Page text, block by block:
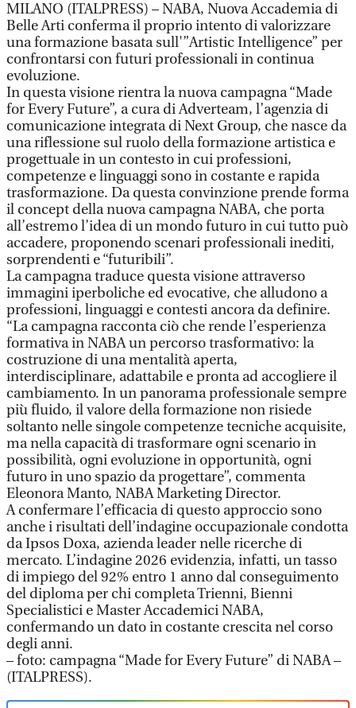
MILANO (ITALPRESS) – NABA, Nuova Accademia di
Belle Arti conferma il proprio intento di valorizzare
una formazione basata sull'”Artistic Intelligence” per
confrontarsi con futuri professionali in continua
evoluzione.
In questa visione rientra la nuova campagna “Made
for Every Future”, a cura di Adverteam, l’agenzia di
comunicazione integrata di Next Group, che nasce da
una riflessione sul ruolo della formazione artistica e
progettuale in un contesto in cui professioni,
competenze e linguaggi sono in costante e rapida
trasformazione. Da questa convinzione prende forma
il concept della nuova campagna NABA, che porta
all’estremo l’idea di un mondo futuro in cui tutto può
accadere, proponendo scenari professionali inediti,
sorprendenti e “futuribili”.
La campagna traduce questa visione attraverso
immagini iperboliche ed evocative, che alludono a
professioni, linguaggi e contesti ancora da definire.
“La campagna racconta ciò che rende l’esperienza
formativa in NABA un percorso trasformativo: la
costruzione di una mentalità aperta,
interdisciplinare, adattabile e pronta ad accogliere il
cambiamento. In un panorama professionale sempre
più fluido, il valore della formazione non risiede
soltanto nelle singole competenze tecniche acquisite,
ma nella capacità di trasformare ogni scenario in
possibilità, ogni evoluzione in opportunità, ogni
futuro in uno spazio da progettare”, commenta
Eleonora Manto, NABA Marketing Director.
A confermare l’efficacia di questo approccio sono
anche i risultati dell’indagine occupazionale condotta
da Ipsos Doxa, azienda leader nelle ricerche di
mercato. L’indagine 2026 evidenzia, infatti, un tasso
di impiego del 92% entro 1 anno dal conseguimento
del diploma per chi completa Trienni, Bienni
Specialistici e Master Accademici NABA,
confermando un dato in costante crescita nel corso
degli anni.
– foto: campagna “Made for Every Future” di NABA –
(ITALPRESS).